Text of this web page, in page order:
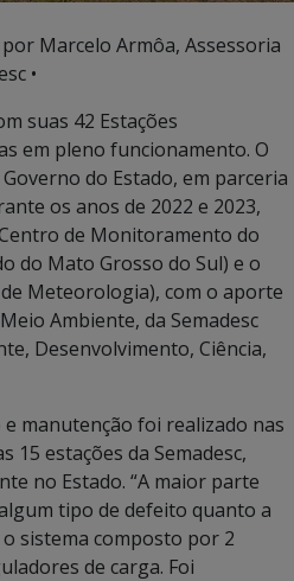
Marcelo Armôa, Assessoria
•
suas 42 Estações
em pleno funcionamento. O
do Estado, em parceria
os anos de 2022 e 2023,
de Monitoramento do
do Mato Grosso do Sul) e o
Meteorologia), com o aporte
Ambiente, da Semadesc
Desenvolvimento, Ciência,
manutenção foi realizado nas
15 estações da Semadesc,
no Estado. “A maior parte
tipo de defeito quanto a
sistema composto por 2
de carga. Foi